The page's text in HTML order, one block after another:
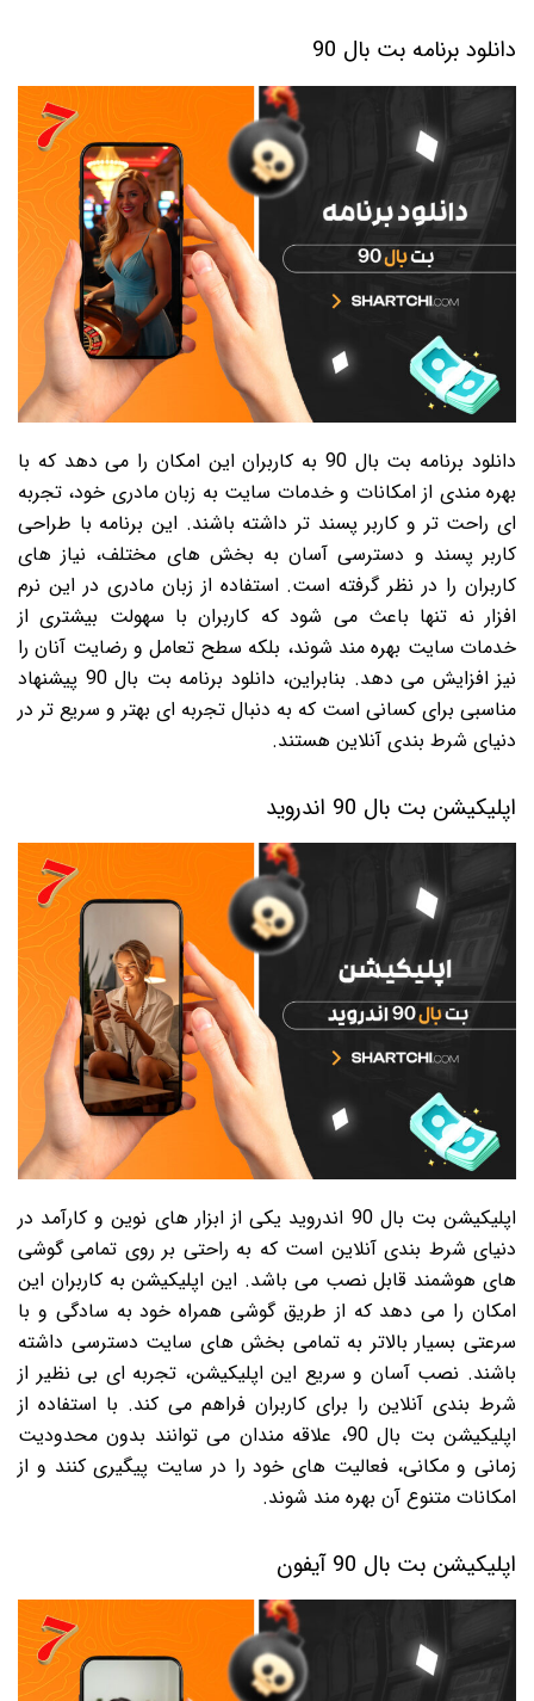
دانلود برنامه بت بال 90
دانلود برنامه بت بال 90 به کاربران این امکان را می دهد که با
بهره مندی از امکانات و خدمات سایت به زبان مادری خود، تجربه
ای راحت تر و کاربر پسند تر داشته باشند. این برنامه با طراحی
کاربر پسند و دسترسی آسان به بخش های مختلف، نیاز های
کاربران را در نظر گرفته است. استفاده از زبان مادری در این نرم
افزار نه تنها باعث می شود که کاربران با سهولت بیشتری از
خدمات سایت بهره مند شوند، بلکه سطح تعامل و رضایت آنان را
نیز افزایش می دهد. بنابراین، دانلود برنامه بت بال 90 پیشنهاد
مناسبی برای کسانی است که به دنبال تجربه ای بهتر و سریع تر در
دنیای شرط بندی آنلاین هستند.
اپلیکیشن بت بال 90 اندروید
اپلیکیشن بت بال 90 اندروید یکی از ابزار های نوین و کارآمد در
دنیای شرط بندی آنلاین است که به راحتی بر روی تمامی گوشی
های هوشمند قابل نصب می باشد. این اپلیکیشن به کاربران این
امکان را می دهد که از طریق گوشی همراه خود به سادگی و با
سرعتی بسیار بالاتر به تمامی بخش های سایت دسترسی داشته
باشند. نصب آسان و سریع این اپلیکیشن، تجربه ای بی نظیر از
شرط بندی آنلاین را برای کاربران فراهم می کند. با استفاده از
اپلیکیشن بت بال 90، علاقه مندان می توانند بدون محدودیت
زمانی و مکانی، فعالیت های خود را در سایت پیگیری کنند و از
امکانات متنوع آن بهره مند شوند.
اپلیکیشن بت بال 90 آیفون